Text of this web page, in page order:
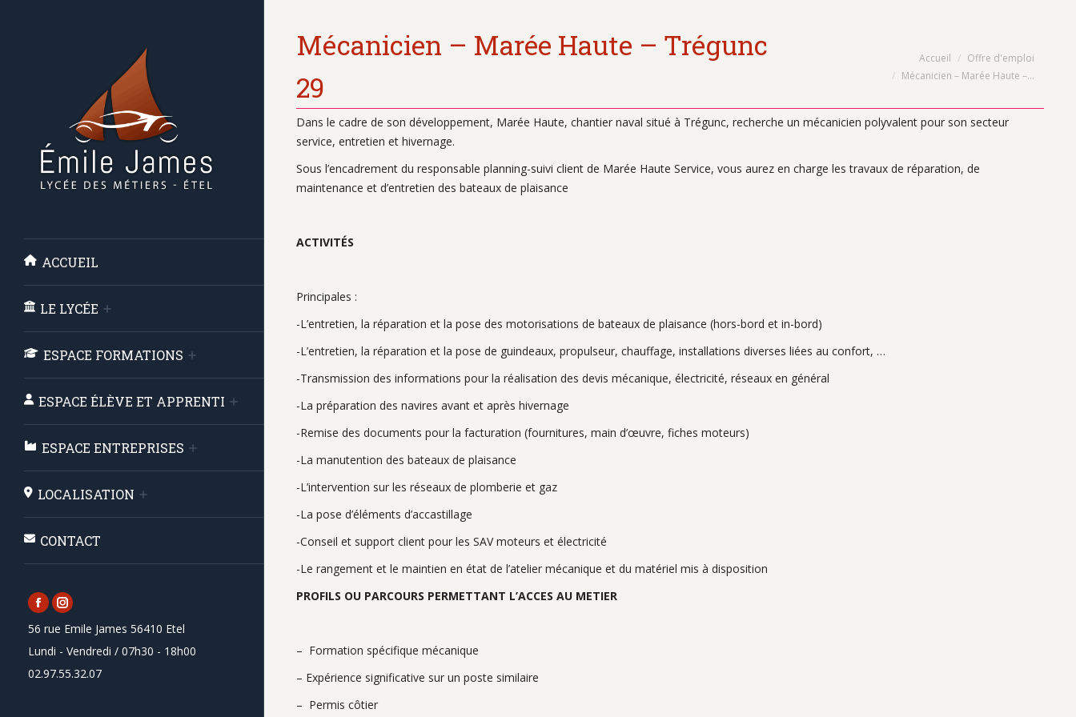
ACCUEIL
LE LYCÉE
ESPACE FORMATIONS
ESPACE ÉLÈVE ET APPRENTI
ESPACE ENTREPRISES
LOCALISATION
CONTACT
Facebook
page
opens
in
Instagram
page
opens
in
56 rue Emile James 56410 Etel
Lundi - Vendredi / 07h30 - 18h00
02.97.55.32.07
Mécanicien – Marée Haute – Trégunc
29
Accueil
Offre d'emploi
Mécanicien – Marée Haute –…
Dans le cadre de son développement, Marée Haute, chantier naval situé à Trégunc, recherche un mécanicien polyvalent pour son secteur
service, entretien et hivernage.
Sous l’encadrement du responsable planning-suivi client de Marée Haute Service, vous aurez en charge les travaux de réparation, de
maintenance et d’entretien des bateaux de plaisance
ACTIVITÉS
Principales :
-L’entretien, la réparation et la pose des motorisations de bateaux de plaisance (hors-bord et in-bord)
-L’entretien, la réparation et la pose de guindeaux, propulseur, chauffage, installations diverses liées au confort, …
-Transmission des informations pour la réalisation des devis mécanique, électricité, réseaux en général
-La préparation des navires avant et après hivernage
-Remise des documents pour la facturation (fournitures, main d’œuvre, fiches moteurs)
-La manutention des bateaux de plaisance
-L’intervention sur les réseaux de plomberie et gaz
-La pose d’éléments d’accastillage
-Conseil et support client pour les SAV moteurs et électricité
-Le rangement et le maintien en état de l’atelier mécanique et du matériel mis à disposition
PROFILS OU PARCOURS PERMETTANT L’ACCES AU METIER
– Formation spécifique mécanique
– Expérience significative sur un poste similaire
– Permis côtier